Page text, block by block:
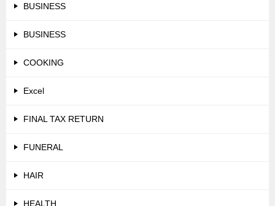
BUSINESS
BUSINESS
COOKING
Excel
FINAL TAX RETURN
FUNERAL
HAIR
HEALTH